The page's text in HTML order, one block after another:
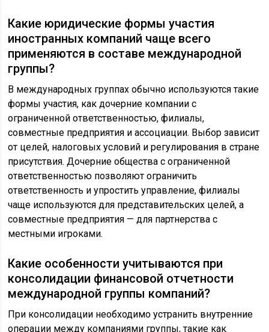
Какие юридические формы участия
иностранных компаний чаще всего
применяются в составе международной
группы?
В международных группах обычно используются такие
формы участия, как дочерние компании с
ограниченной ответственностью, филиалы,
совместные предприятия и ассоциации. Выбор зависит
от целей, налоговых условий и регулирования в стране
присутствия. Дочерние общества с ограниченной
ответственностью позволяют ограничить
ответственность и упростить управление, филиалы
чаще используются для представительских целей, а
совместные предприятия — для партнерства с
местными игроками.
Какие особенности учитываются при
консолидации финансовой отчетности
международной группы компаний?
При консолидации необходимо устранить внутренние
операции между компаниями группы, такие как